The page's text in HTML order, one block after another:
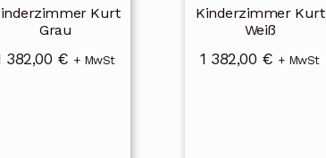
Kurt
Grau
382,00 € + MwSt
Kinderzimmer Kurt
Weiß
1 382,00 € + MwSt